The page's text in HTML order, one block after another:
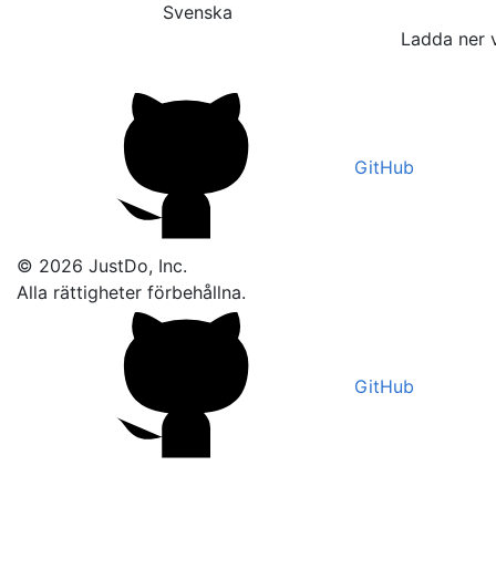
Svenska
Ladda ner
GitHub
© 2026 JustDo, Inc.
Alla rättigheter förbehållna.
GitHub